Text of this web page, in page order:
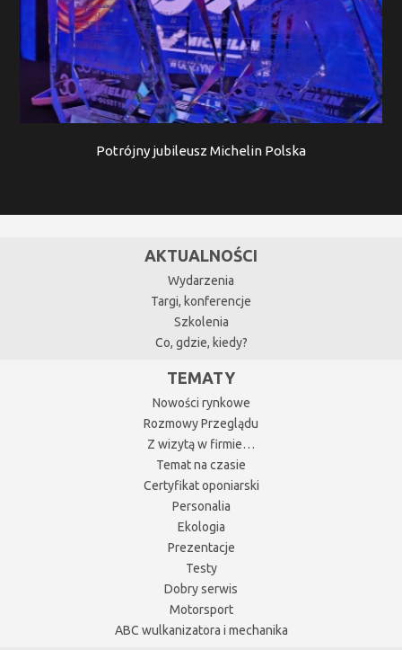
Potrójny jubileusz Michelin Polska
AKTUALNOŚCI
Wydarzenia
Targi, konferencje
Szkolenia
Co, gdzie, kiedy?
TEMATY
Nowości rynkowe
Rozmowy Przeglądu
Z wizytą w firmie…
Temat na czasie
Certyfikat oponiarski
Personalia
Ekologia
Prezentacje
Testy
Dobry serwis
Motorsport
ABC wulkanizatora i mechanika